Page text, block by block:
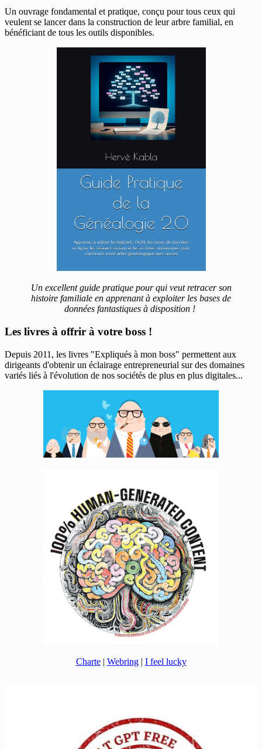
Un ouvrage fondamental et pratique, conçu pour tous ceux qui
veulent se lancer dans la construction de leur arbre familial, en
bénéficiant de tous les outils disponibles.
Un excellent guide pratique pour qui veut retracer son
histoire familiale en apprenant à exploiter les bases de
données fantastiques à disposition !
Les livres à offrir à votre boss !
Depuis 2011, les livres "Expliqués à mon boss" permettent aux
dirigeants d'obtenir un éclairage entrepreneurial sur des domaines
variés liés à l'évolution de nos sociétés de plus en plus digitales...
Charte| Webring| I feel lucky